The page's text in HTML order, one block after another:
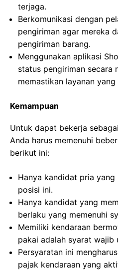
terjaga.
Berkomunikasi dengan
pengiriman agar mereka
pengiriman barang.
Menggunakan aplikasi
status pengiriman secara
memastikan layanan yang
Kemampuan
Untuk dapat bekerja
Anda harus memenuhi
berikut ini:
Hanya kandidat pria
posisi ini.
Hanya kandidat yang
berlaku yang memenuhi
Memiliki kendaraan
pakai adalah syarat wajib
Persyaratan ini
pajak kendaraan yang